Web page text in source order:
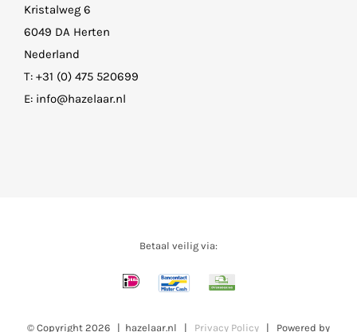
Kristalweg 6
6049 DA Herten
Nederland
T: +31 (0) 475 520699
E: info@hazelaar.nl
Betaal veilig via:
© Copyright 2026 | hazelaar.nl | Privacy Policy | Powered by